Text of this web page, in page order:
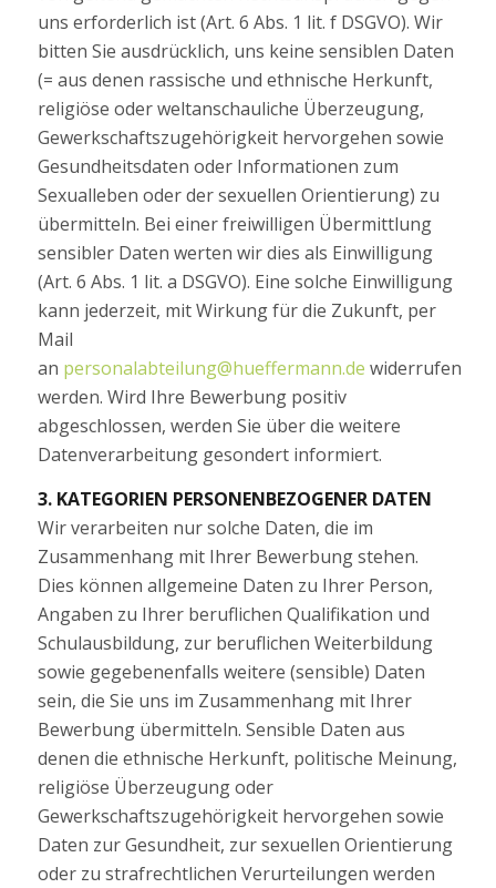
uns erforderlich ist (Art. 6 Abs. 1 lit. f DSGVO). Wir
bitten Sie ausdrücklich, uns keine sensiblen Daten
(= aus denen rassische und ethnische Herkunft,
religiöse oder weltanschauliche Überzeugung,
Gewerkschaftszugehörigkeit hervorgehen sowie
Gesundheitsdaten oder Informationen zum
Sexualleben oder der sexuellen Orientierung) zu
übermitteln. Bei einer freiwilligen Übermittlung
sensibler Daten werten wir dies als Einwilligung
(Art. 6 Abs. 1 lit. a DSGVO). Eine solche Einwilligung
kann jederzeit, mit Wirkung für die Zukunft, per
Mail
an personalabteilung@hueffermann.de widerrufen
werden. Wird Ihre Bewerbung positiv
abgeschlossen, werden Sie über die weitere
Datenverarbeitung gesondert informiert.
3. KATEGORIEN PERSONENBEZOGENER DATEN
Wir verarbeiten nur solche Daten, die im
Zusammenhang mit Ihrer Bewerbung stehen.
Dies können allgemeine Daten zu Ihrer Person,
Angaben zu Ihrer beruflichen Qualifikation und
Schulausbildung, zur beruflichen Weiterbildung
sowie gegebenenfalls weitere (sensible) Daten
sein, die Sie uns im Zusammenhang mit Ihrer
Bewerbung übermitteln. Sensible Daten aus
denen die ethnische Herkunft, politische Meinung,
religiöse Überzeugung oder
Gewerkschaftszugehörigkeit hervorgehen sowie
Daten zur Gesundheit, zur sexuellen Orientierung
oder zu strafrechtlichen Verurteilungen werden